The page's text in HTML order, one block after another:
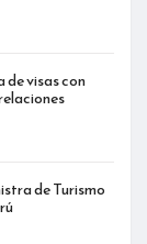
de visas con
de Turismo